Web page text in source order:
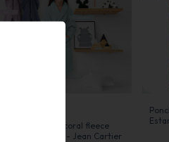
Bata Infantil de coral fleece
Talle 8 a 10 años - Jean Cartier